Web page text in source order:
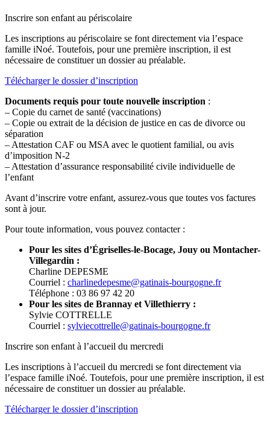
Inscrire son enfant au périscolaire
Les inscriptions au périscolaire se font directement via l’espace
famille iNoé. Toutefois, pour une première inscription, il est
nécessaire de constituer un dossier au préalable.
Télécharger le dossier d’inscription
Documents requis pour toute nouvelle inscription :
– Copie du carnet de santé (vaccinations)
– Copie ou extrait de la décision de justice en cas de divorce ou
séparation
– Attestation CAF ou MSA avec le quotient familial, ou avis
d’imposition N-2
– Attestation d’assurance responsabilité civile individuelle de
l’enfant
Avant d’inscrire votre enfant, assurez-vous que toutes vos factures
sont à jour.
Pour toute information, vous pouvez contacter :
Pour les sites d’Égriselles-le-Bocage, Jouy ou Montacher-
Villegardin :
Charline DEPESME
Courriel : charlinedepesme@gatinais-bourgogne.fr
Téléphone : 03 86 97 42 20
Pour les sites de Brannay et Villethierry :
Sylvie COTTRELLE
Courriel : sylviecottrelle@gatinais-bourgogne.fr
Inscrire son enfant à l’accueil du mercredi
Les inscriptions à l’accueil du mercredi se font directement via
l’espace famille iNoé. Toutefois, pour une première inscription, il est
nécessaire de constituer un dossier au préalable.
Télécharger le dossier d’inscription